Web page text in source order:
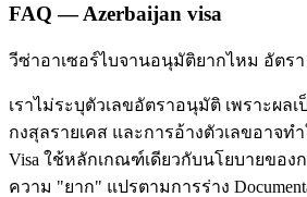
FAQ — Azerbaijan visa
วีซ่าอาเซอร์ไบจานอนุมัติยากไหม อัตรา
เราไม่ระบุตัวเลขอัตราอนุมัติ เพราะผล
กงสุลรายเคส และการอ้างตัวเลขอาจท
Visa ใช้หลักเกณฑ์เดียวกับนโยบายของ
ความ "ยาก" แปรตามการร่าง